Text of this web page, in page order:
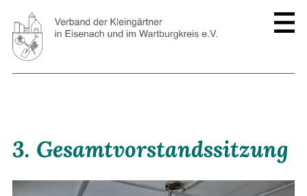
3. Gesamtvorstandssitzung